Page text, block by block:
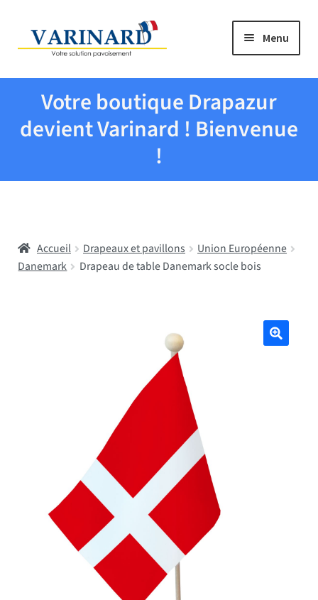
Aller à la navigation
Aller au contenu Menu
Tous les produits
Drapeaux et pavillons
Écoles
Votre boutique Drapazur
devient Varinard ! Bienvenue
!
Accueil Drapeaux et pavillons
Union Européenne
Danemark
Drapeau de table Danemark socle bois